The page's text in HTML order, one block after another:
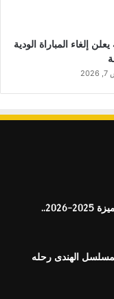
إلغاء المباراة الودية
مصروفات المدارس التجريبية والرسمية المتميزة 2025-2026..
الهندى رحله